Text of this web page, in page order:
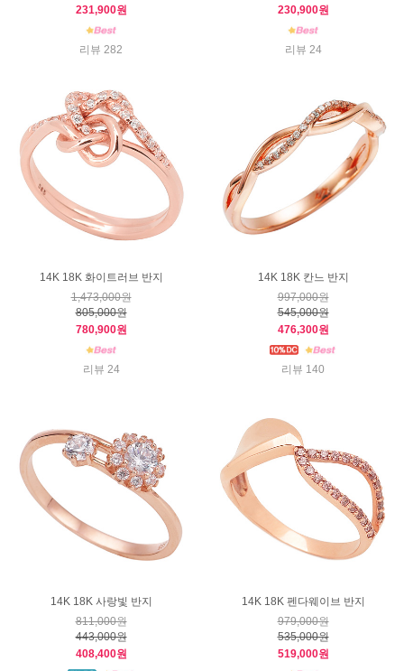
231,900원
리뷰 282
230,900원
리뷰 24
14K 18K 화이트러브 반지
1,473,000원
805,000원
780,900원
리뷰 24
14K 18K 칸느 반지
997,000원
545,000원
476,300원
리뷰 140
14K 18K 사랑빛 반지
811,000원
443,000원
408,400원
14K 18K 펜다웨이브 반지
979,000원
535,000원
519,000원